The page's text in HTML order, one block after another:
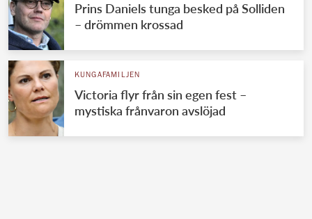
Prins Daniels tunga besked på Solliden
– drömmen krossad
KUNGAFAMILJEN
Victoria flyr från sin egen fest –
mystiska frånvaron avslöjad